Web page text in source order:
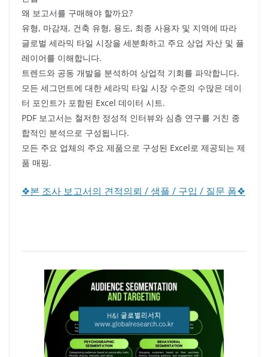
왜 보고서를 구매해야 할까요?
유형, 마감재, 건축 유형, 용도, 최종 사용자 및 지역에 따라
글로벌 세라믹 타일 시장을 세분화하고 주요 상업 자산 및 플
레이어를 이해합니다.
트렌드와 공동 개발을 분석하여 상업적 기회를 파악합니다.
모든 세그먼트에 대한 세라믹 타일 시장 수준의 수많은 데이
터 포인트가 포함된 Excel 데이터 시트.
PDF 보고서는 철저한 정성적 인터뷰와 심층 연구를 거친 종
합적인 분석으로 구성됩니다.
모든 주요 업체의 주요 제품으로 구성된 Excel로 제공되는 제
품 매핑.
❖본 조사 보고서의 견적의뢰 / 샘플 / 구입 / 질문 폼❖